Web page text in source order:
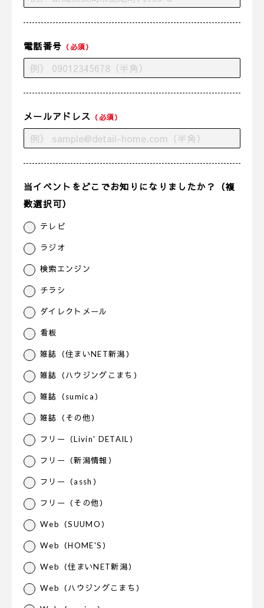
電話番号 （必須）
メールアドレス （必須）
当イベントをどこでお知りになりましたか？（複
数選択可）
テレビ
ラジオ
検索エンジン
チラシ
ダイレクトメール
看板
雑誌（住まいNET新潟）
雑誌（ハウジングこまち）
雑誌（sumica）
雑誌（その他）
フリー（Livin' DETAIL）
フリー（新潟情報）
フリー（assh）
フリー（その他）
Web（SUUMO）
Web（HOME'S）
Web（住まいNET新潟）
Web（ハウジングこまち）